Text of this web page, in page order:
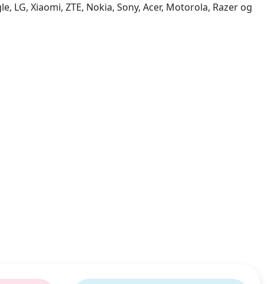
LG, Xiaomi, ZTE, Nokia, Sony, Acer, Motorola, Razer og